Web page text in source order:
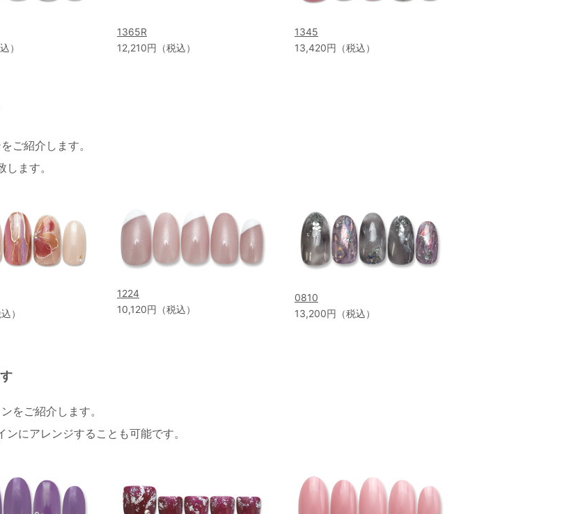
）
1365R
12,210円（税込）
1345
13,420円（税込）
ご紹介します。
ます。
）
1224
10,120円（税込）
0810
13,200円（税込）
をご紹介します。
にアレンジすることも可能です。